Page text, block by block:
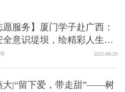
愿服务】厦门学子赴广西：
全意识堤坝，绘精彩人生图
2025-08-29
大|“留下爱，带走甜”——树